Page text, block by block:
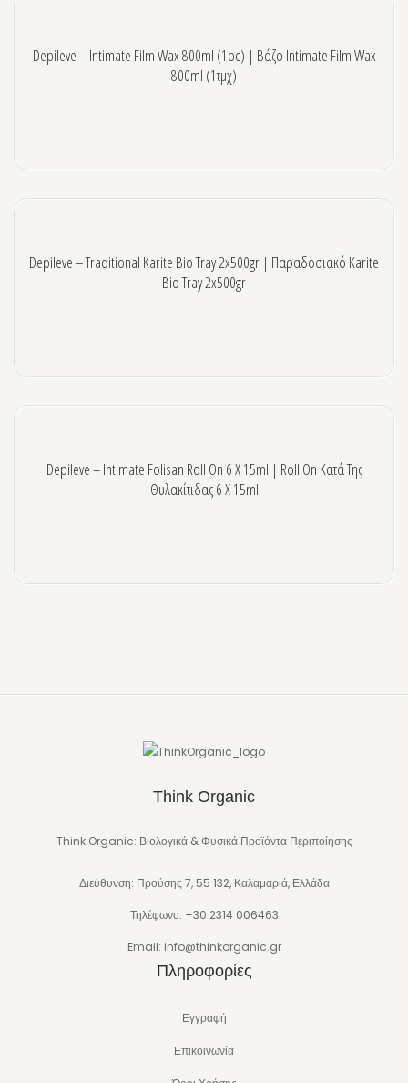
Depileve – Intimate Film Wax 800ml (1pc) | Βάζο Intimate Film Wax
800ml (1τμχ)
Depileve – Traditional Karite Bio Tray 2x500gr | Παραδοσιακό Karite
Bio Tray 2x500gr
Depileve – Intimate Folisan Roll On 6 X 15ml | Roll On Κατά Της
Θυλακίτιδας 6 X 15ml
Think Organic
Think Organic: Βιολογικά & Φυσικά Προϊόντα Περιποίησης
Διεύθυνση: Προύσης 7, 55 132, Καλαμαριά, Ελλάδα
Τηλέφωνο: +30 2314 006463
Email: info@thinkorganic.gr
Πληροφορίες
Εγγραφή
Επικοινωνία